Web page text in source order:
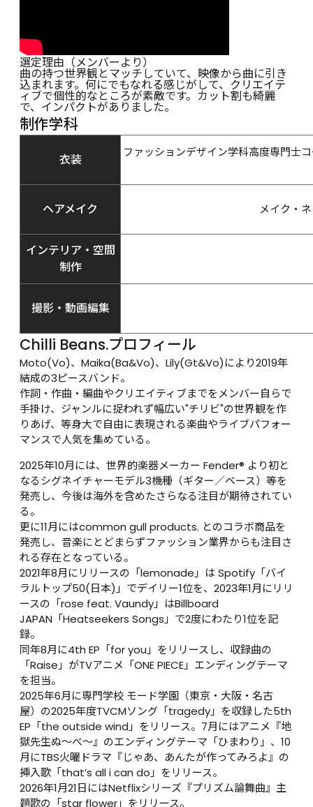
選定理由（メンバーより）
曲の持つ世界観とマッチしていて、映像から曲に引き
込まれます。何にでもなれる感じがして、クリエイテ
ィブで個性的なところが素敵です。カット割も綺麗
で、インパクトがありました。
制作学科
衣装 ファッションデザイン学科高度専門士
ヘアメイク メイク・
インテリア・空間
制作
撮影・動画編集
Chilli Beans.プロフィール
Moto(Vo)、Maika(Ba&Vo)、Lily(Gt&Vo)により2019年
結成の3ピースバンド。
作詞・作曲・編曲やクリエイティブまでをメンバー自らで
手掛け、ジャンルに捉われず幅広い"チリビ"の世界観を作
りあげ、等身大で自由に表現される楽曲やライブパフォー
マンスで人気を集めている。
2025年10月には、世界的楽器メーカー Fender® より初と
なるシグネイチャーモデル3機種（ギター／ベース）等を
発売し、今後は海外を含めたさらなる注目が期待されてい
る。
更に11月にはcommon gull products. とのコラボ商品を
発売し、音楽にとどまらずファッション業界からも注目さ
れる存在となっている。
2021年8月にリリースの「lemonade」は Spotify「バイ
ラルトップ50(日本)」でデイリー1位を、2023年1月にリリ
ースの「rose feat. Vaundy」はBillboard
JAPAN「Heatseekers Songs」で2度にわたり1位を記
録。
同年8月に4th EP「for you」をリリースし、収録曲の
「Raise」がTVアニメ「ONE PIECE」エンディングテーマ
を担当。
2025年6月に専門学校 モード学園（東京・大阪・名古
屋）の2025年度TVCMソング「tragedy」を収録した5th
EP「the outside wind」をリリース。7月にはアニメ『地
獄先生ぬ〜べ〜』のエンディングテーマ「ひまわり」、10
月にTBS火曜ドラマ『じゃあ、あんたが作ってみろよ』の
挿入歌「that’s all i can do」をリリース。
2026年1月21日にはNetflixシリーズ『プリズム論舞曲』主
題歌の「star flower」をリリース。